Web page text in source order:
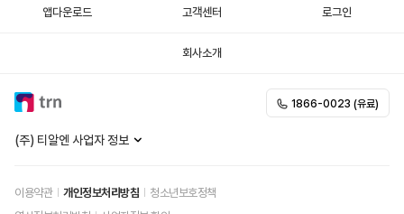
25.12.05 개인정보처리방침 개정 안내
개인정보처리방침 개정 안내
앱다운로드 고객센터 로그인
회사소개
(주) 티알엔 사업자 정보
이용약관 개인정보처리방침
청소년보호정책
1866-0023 (유료)